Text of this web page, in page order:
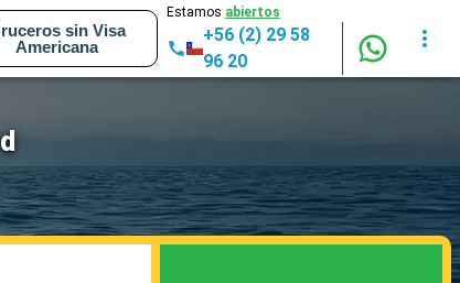
sin Visa
Americana
Estamos abiertos
+56 (2) 29 58
96 20